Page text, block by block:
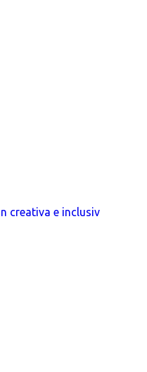
creativa e inclusiv